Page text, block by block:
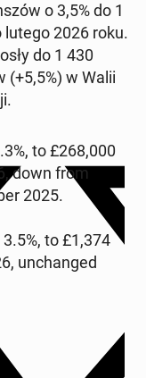
o 3,5% do 1
2026 roku.
do 1 430
(+5,5%) w Walii
to £268,000
down from
2025.
to £1,374
un­chan­ged